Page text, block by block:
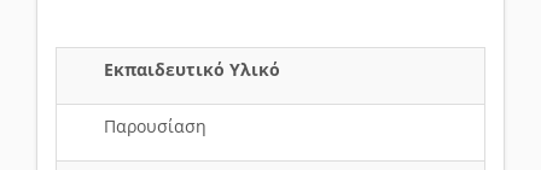
Εκπαιδευτικό Υλικό
Παρουσίαση